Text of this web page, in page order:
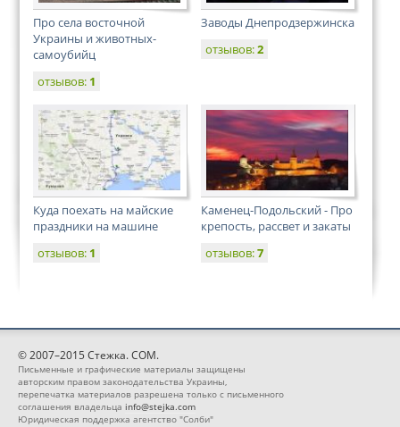
Про селa восточной
Украины и животных-
самоубийц
отзывов: 1
Заводы Днепродзержинска
отзывов:2
Куда поехать на майские
праздники на машине
отзывов: 1
Каменец-Подольский - Про
крепость, рассвет и закаты
отзывов:7
© 2007–2015 Стежка. COM.
Письменные и графические материалы защищены
авторским правом законодательства Украины,
перепечатка материалов разрешена только с письменного
соглашения владельца info@stejka.com
Юридическая поддержка агентство "Солби"